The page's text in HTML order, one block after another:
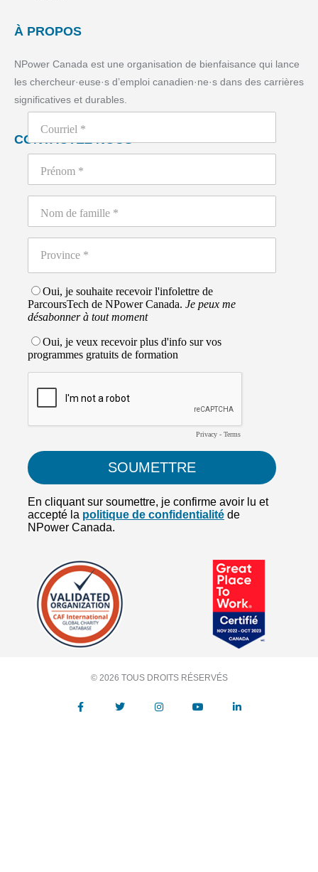
À PROPOS
NPower Canada est une organisation de bienfaisance qui lance
les chercheur·euse·s d’emploi canadien·ne·s dans des carrières
significatives et durables.
CONTACTEZ NOUS
© 2026 TOUS DROITS RÉSERVÉS